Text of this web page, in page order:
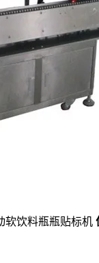
软饮料瓶瓶贴标机